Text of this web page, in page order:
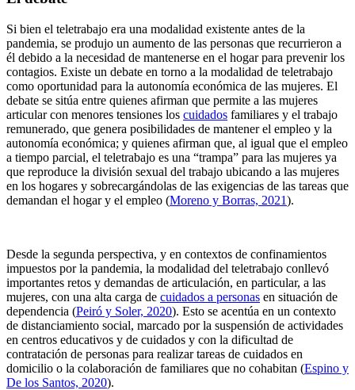
Si bien el teletrabajo era una modalidad existente antes de la
pandemia, se produjo un aumento de las personas que recurrieron a
él debido a la necesidad de mantenerse en el hogar para prevenir los
contagios. Existe un debate en torno a la modalidad de teletrabajo
como oportunidad para la autonomía económica de las mujeres. El
debate se sitúa entre quienes afirman que permite a las mujeres
articular con menores tensiones los cuidados familiares y el trabajo
remunerado, que genera posibilidades de mantener el empleo y la
autonomía económica; y quienes afirman que, al igual que el empleo
a tiempo parcial, el teletrabajo es una “trampa” para las mujeres ya
que reproduce la división sexual del trabajo ubicando a las mujeres
en los hogares y sobrecargándolas de las exigencias de las tareas que
demandan el hogar y el empleo (Moreno y Borras, 2021).
Desde la segunda perspectiva, y en contextos de confinamientos
impuestos por la pandemia, la modalidad del teletrabajo conllevó
importantes retos y demandas de articulación, en particular, a las
mujeres, con una alta carga de cuidados a personas en situación de
dependencia (Peiró y Soler, 2020). Esto se acentúa en un contexto
de distanciamiento social, marcado por la suspensión de actividades
en centros educativos y de cuidados y con la dificultad de
contratación de personas para realizar tareas de cuidados en
domicilio o la colaboración de familiares que no cohabitan (Espino y
De los Santos, 2020).